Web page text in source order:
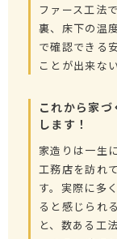
ファース工法
裏、床下の温
で確認できる
ことが出来な
これから家
します！
家造りは一生
工務店を訪れ
す。実際に多
ると感じられ
と、数ある工